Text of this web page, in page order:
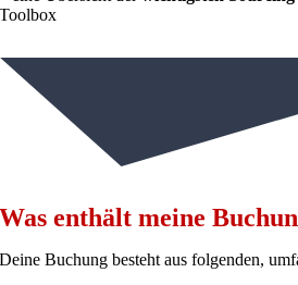
Toolbox
Was enthält meine
Deine Buchung besteht aus folgenden,